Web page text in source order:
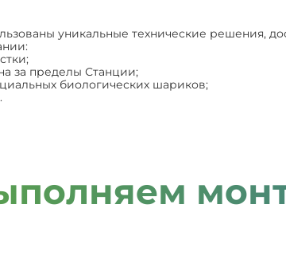
уникальные технические решения,
за пределы Станции;
биологических шариков;